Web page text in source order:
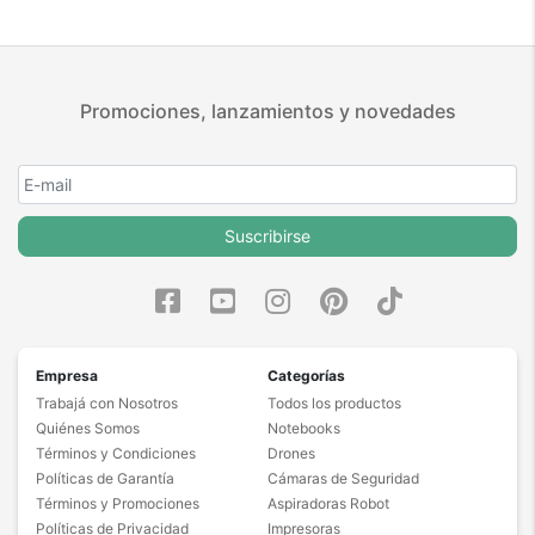
Promociones, lanzamientos y novedades
Suscribirse
Empresa
Trabajá con Nosotros
Quiénes Somos
Términos y Condiciones
Políticas de Garantía
Términos y Promociones
Políticas de Privacidad
Categorías
Todos los productos
Notebooks
Drones
Cámaras de Seguridad
Aspiradoras Robot
Impresoras